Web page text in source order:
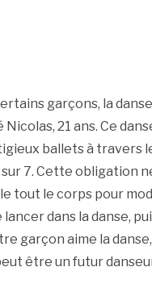
garçons, la
Nicolas, 21 ans. Ce
ballets à travers
7. Cette obligation
tout le corps pour
dans la danse,
garçon aime la
être un futur